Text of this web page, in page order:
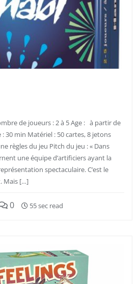
de joueurs : 2 à 5 Age : à partir de
: 30 min Matériel : 50 cartes, 8 jetons
règles du jeu Pitch du jeu : « Dans
une équipe d’artificiers ayant la
spectaculaire. C’est le
Mais […]
0 55 sec read